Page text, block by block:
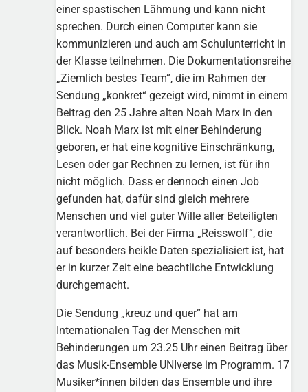
einer spastischen Lähmung und kann nicht
sprechen. Durch einen Computer kann sie
kommunizieren und auch am Schulunterricht in
der Klasse teilnehmen. Die Dokumentationsreihe
„Ziemlich bestes Team“, die im Rahmen der
Sendung „konkret“ gezeigt wird, nimmt in einem
Beitrag den 25 Jahre alten Noah Marx in den
Blick. Noah Marx ist mit einer Behinderung
geboren, er hat eine kognitive Einschränkung,
Lesen oder gar Rechnen zu lernen, ist für ihn
nicht möglich. Dass er dennoch einen Job
gefunden hat, dafür sind gleich mehrere
Menschen und viel guter Wille aller Beteiligten
verantwortlich. Bei der Firma „Reisswolf“, die
auf besonders heikle Daten spezialisiert ist, hat
er in kurzer Zeit eine beachtliche Entwicklung
durchgemacht.
Die Sendung „kreuz und quer“ hat am
Internationalen Tag der Menschen mit
Behinderungen um 23.25 Uhr einen Beitrag über
das Musik-Ensemble UNIverse im Programm. 17
Musiker*innen bilden das Ensemble und ihre